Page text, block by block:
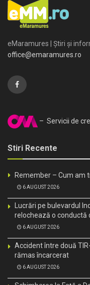
eMaramures | Știri și
office@emaramures.ro
– Servicii de
Stiri Recente
Remember – Cum am
6 AUGUST 2026
Lucrări pe bulevardul
relochează o
6 AUGUST 2026
Accident între două
rămas încarcerat
6 AUGUST 2026